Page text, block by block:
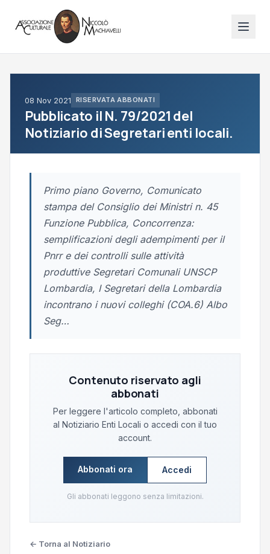
08 Nov 2021 RISERVATA ABBONATI
Pubblicato il N. 79/2021 del
Notiziario di Segretari enti locali.
Primo piano Governo, Comunicato
stampa del Consiglio dei Ministri n. 45
Funzione Pubblica, Concorrenza:
semplificazioni degli adempimenti per il
Pnrr e dei controlli sulle attività
produttive Segretari Comunali UNSCP
Lombardia, I Segretari della Lombardia
incontrano i nuovi colleghi (COA.6) Albo
Seg…
Contenuto riservato agli
abbonati
Per leggere l'articolo completo, abbonati
al Notiziario Enti Locali o accedi con il tuo
account.
Abbonati ora Accedi
Gli abbonati leggono senza limitazioni.
← Torna al Notiziario